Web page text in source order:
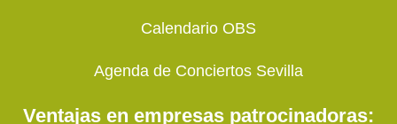
o
k
e
Calendario OBS
Agenda de Conciertos Sevilla
Ventajas en empresas patrocinadoras: